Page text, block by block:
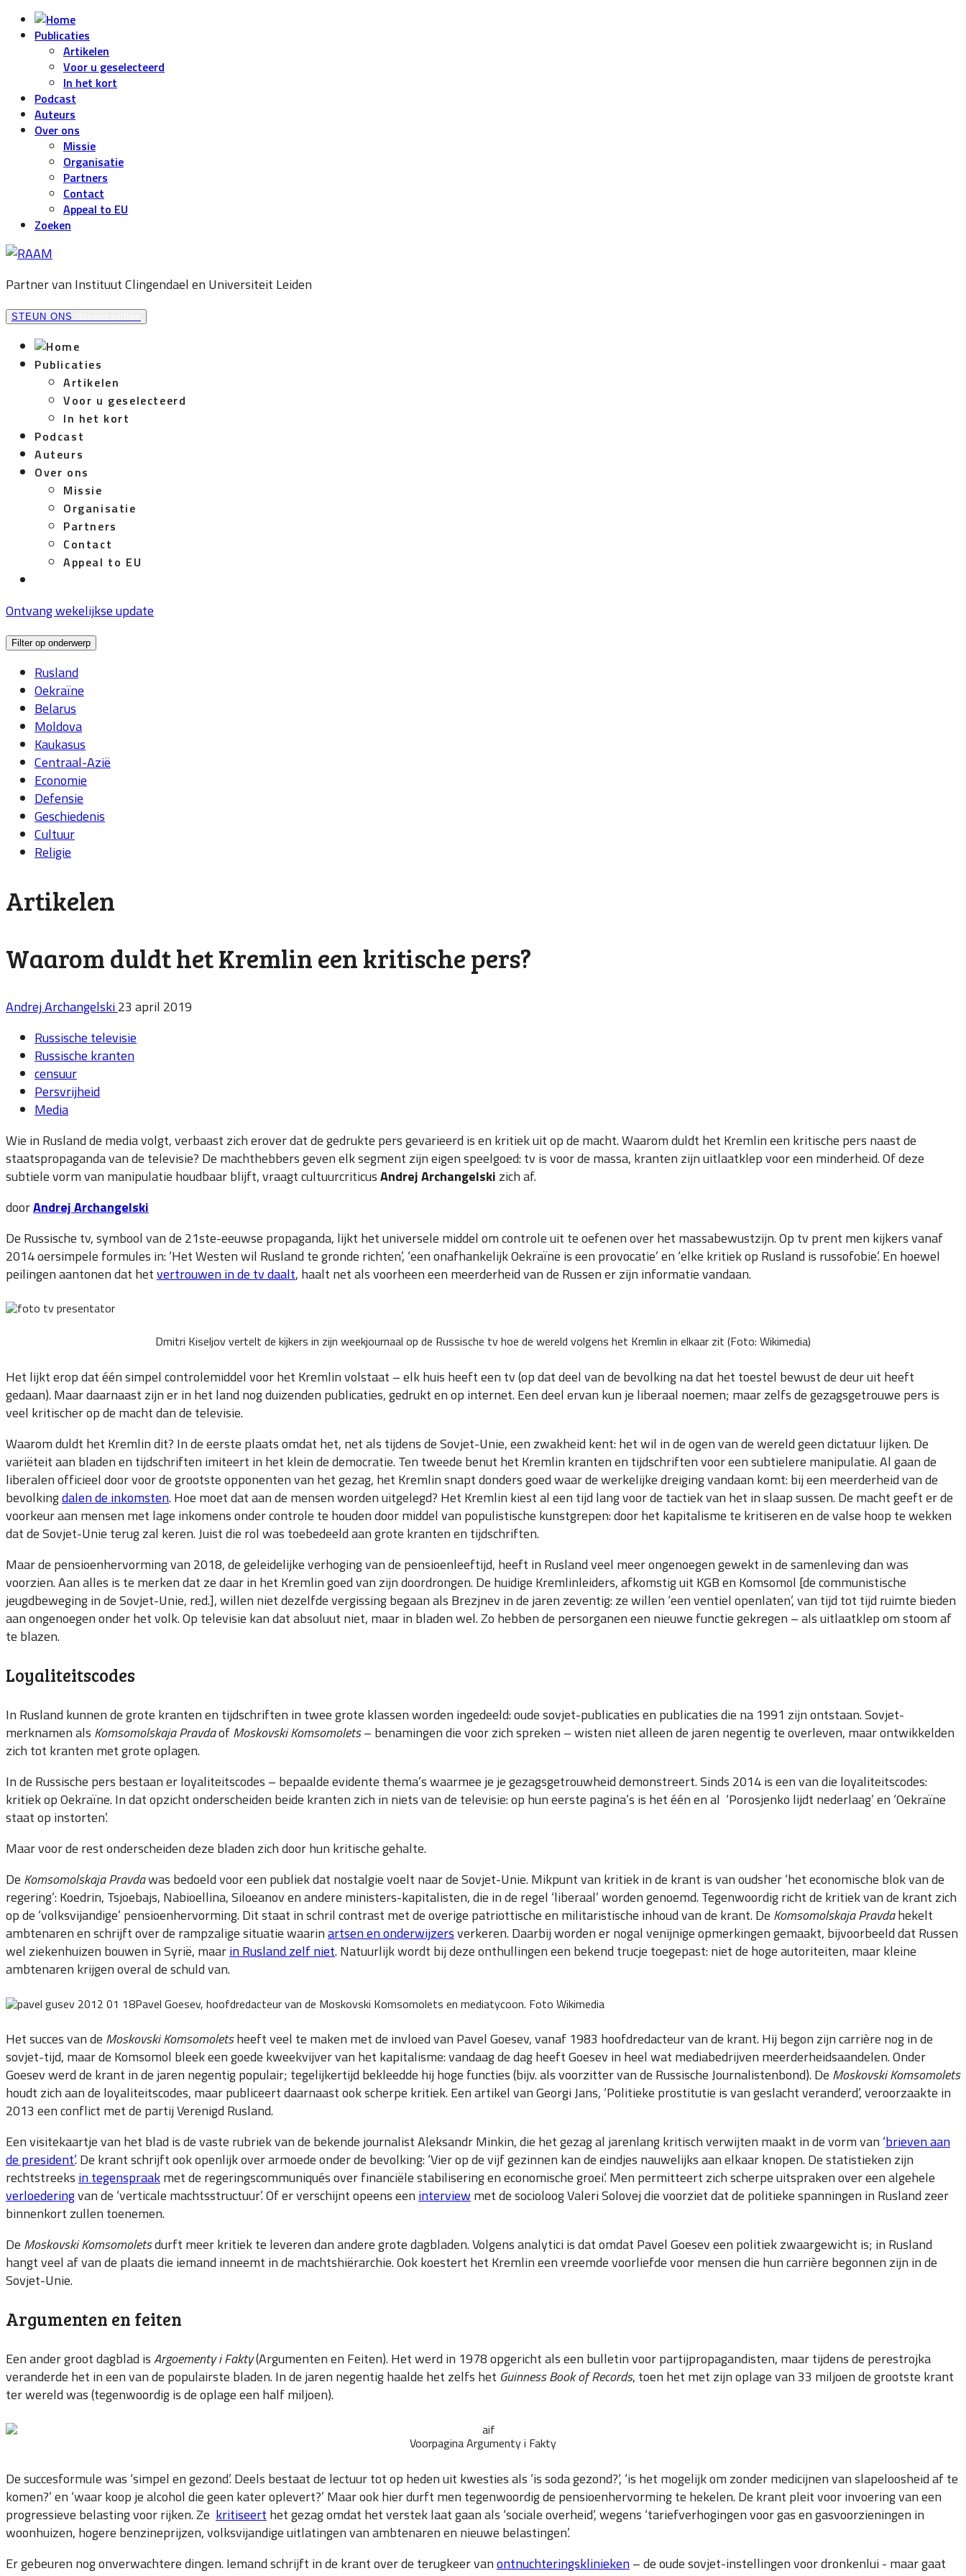
Publicaties
Artikelen
Voor u geselecteerd
In het kort
Podcast
Auteurs
Over ons
Missie
Organisatie
Partners
Contact
Appeal to EU
Zoeken
Partner van Instituut Clingendael en Universiteit Leiden
STEUN ONS
Publicaties
Artikelen
Voor u geselecteerd
In het kort
Podcast
Auteurs
Over ons
Missie
Organisatie
Partners
Contact
Appeal to EU
Ontvang wekelijkse update
Filter op onderwerp
Rusland
Oekraïne
Belarus
Moldova
Kaukasus
Centraal-Azië
Economie
Defensie
Geschiedenis
Cultuur
Religie
Artikelen
Waarom duldt het Kremlin een kritische pers?
Andrej Archangelski23 april 2019
Russische televisie
Russische kranten
censuur
Persvrijheid
Media
Wie in Rusland de media volgt, verbaast zich erover dat de gedrukte pers gevarieerd is en kritiek uit op de macht. Waarom duldt het Kremlin een kritische pers naast de
staatspropaganda van de televisie? De machthebbers geven elk segment zijn eigen speelgoed: tv is voor de massa, kranten zijn uitlaatklep voor een minderheid. Of deze
subtiele vorm van manipulatie houdbaar blijft, vraagt cultuurcriticusAndrej Archangelski zich af.
doorAndrej Archangelski
De Russische tv, symbool van de 21ste-eeuwse propaganda, lijkt het universele middel om controle uit te oefenen over het massabewustzijn. Op tv prent men kijkers vanaf
2014 oersimpele formules in: ‘Het Westen wil Rusland te gronde richten’, ‘een onafhankelijk Oekraïne is een provocatie’ en ‘elke kritiek op Rusland is russofobie’. En hoewel
peilingen aantonen dat hetvertrouwen in de tv daalt, haalt net als voorheen een meerderheid van de Russen er zijn informatie vandaan.
Dmitri Kiseljov vertelt de kijkers in zijn weekjournaal op de Russische tv hoe de wereld volgens het Kremlin in elkaar zit (Foto: Wikimedia)
Het lijkt erop dat één simpel controlemiddel voor het Kremlin volstaat – elk huis heeft een tv (op dat deel van de bevolking na dat het toestel bewust de deur uit heeft
gedaan). Maar daarnaast zijn er in het land nog duizenden publicaties, gedrukt en op internet. Een deel ervan kun je liberaal noemen; maar zelfs de gezagsgetrouwe pers is
veel kritischer op de macht dan de televisie.
Waarom duldt het Kremlin dit? In de eerste plaats omdat het, net als tijdens de Sovjet-Unie, een zwakheid kent: het wil in de ogen van de wereld geen dictatuur lijken. De
variëteit aan bladen en tijdschriften imiteert in het klein de democratie. Ten tweede benut het Kremlin kranten en tijdschriften voor een subtielere manipulatie. Al gaan de
liberalen officieel door voor de grootste opponenten van het gezag, het Kremlin snapt donders goed waar de werkelijke dreiging vandaan komt: bij een meerderheid van de
bevolkingdalen de inkomsten. Hoe moet dat aan de mensen worden uitgelegd? Het Kremlin kiest al een tijd lang voor de tactiek van het in slaap sussen. De macht geeft er de
voorkeur aan mensen met lage inkomens onder controle te houden door middel van populistische kunstgrepen: door het kapitalisme te kritiseren en de valse hoop te wekken
dat de Sovjet-Unie terug zal keren. Juist die rol was toebedeeld aan grote kranten en tijdschriften.
Maar de pensioenhervorming van 2018, de geleidelijke verhoging van de pensioenleeftijd, heeft in Rusland veel meer ongenoegen gewekt in de samenleving dan was
voorzien. Aan alles is te merken dat ze daar in het Kremlin goed van zijn doordrongen. De huidige Kremlinleiders, afkomstig uit KGB en Komsomol [de communistische
jeugdbeweging in de Sovjet-Unie, red.], willen niet dezelfde vergissing begaan als Brezjnev in de jaren zeventig: ze willen ‘een ventiel openlaten’, van tijd tot tijd ruimte bieden
aan ongenoegen onder het volk. Op televisie kan dat absoluut niet, maar in bladen wel. Zo hebben de persorganen een nieuwe functie gekregen – als uitlaatklep om stoom af
te blazen.
Loyaliteitscodes
In Rusland kunnen de grote kranten en tijdschriften in twee grote klassen worden ingedeeld: oude sovjet-publicaties en publicaties die na 1991 zijn ontstaan. Sovjet-
merknamen als Komsomolskaja PravdaofMoskovski Komsomolets– benamingen die voor zich spreken – wisten niet alleen de jaren negentig te overleven, maar ontwikkelden
zich tot kranten met grote oplagen.
In de Russische pers bestaan er loyaliteitscodes – bepaalde evidente thema’s waarmee je je gezagsgetrouwheid demonstreert. Sinds 2014 is een van die loyaliteitscodes:
kritiek op Oekraïne. In dat opzicht onderscheiden beide kranten zich in niets van de televisie: op hun eerste pagina’s is het één en al ‘Porosjenko lijdt nederlaag’ en ‘Oekraïne
staat op instorten’.
Maar voor de rest onderscheiden deze bladen zich door hun kritische gehalte.
De Komsomolskaja Pravdawas bedoeld voor een publiek dat nostalgie voelt naar de Sovjet-Unie. Mikpunt van kritiek in de krant is van oudsher ‘het economische blok van de
regering’: Koedrin, Tsjoebajs, Nabioellina, Siloeanov en andere ministers-kapitalisten, die in de regel ‘liberaal’ worden genoemd. Tegenwoordig richt de kritiek van de krant zich
op de ‘volksvijandige’ pensioenhervorming. Dit staat in schril contrast met de overige patriottische en militaristische inhoud van de krant. De Komsomolskaja Pravdahekelt
ambtenaren en schrijft over de rampzalige situatie waarinartsen en onderwijzersverkeren. Daarbij worden er nogal venijnige opmerkingen gemaakt, bijvoorbeeld dat Russen
wel ziekenhuizen bouwen in Syrië, maarin Rusland zelf niet. Natuurlijk wordt bij deze onthullingen een bekend trucje toegepast: niet de hoge autoriteiten, maar kleine
ambtenaren krijgen overal de schuld van.
Pavel Goesev, hoofdredacteur van de Moskovski Komsomolets en mediatycoon. Foto Wikimedia
Het succes van de Moskovski Komsomoletsheeft veel te maken met de invloed van Pavel Goesev, vanaf 1983 hoofdredacteur van de krant. Hij begon zijn carrière nog in de
sovjet-tijd, maar de Komsomol bleek een goede kweekvijver van het kapitalisme: vandaag de dag heeft Goesev in heel wat mediabedrijven meerderheidsaandelen. Onder
Goesev werd de krant in de jaren negentig populair; tegelijkertijd bekleedde hij hoge functies (bijv. als voorzitter van de Russische Journalistenbond). De Moskovski Komsomolets
houdt zich aan de loyaliteitscodes, maar publiceert daarnaast ook scherpe kritiek. Een artikel van Georgi Jans, ‘Politieke prostitutie is van geslacht veranderd’, veroorzaakte in
2013 een conflict met de partij Verenigd Rusland.
Een visitekaartje van het blad is de vaste rubriek van de bekende journalist Aleksandr Minkin, die het gezag al jarenlang kritisch verwijten maakt in de vorm van ‘brieven aan
de president’. De krant schrijft ook openlijk over armoede onder de bevolking: ‘Vier op de vijf gezinnen kan de eindjes nauwelijks aan elkaar knopen. De statistieken zijn
rechtstreeks in tegenspraakmet de regeringscommuniqués over financiële stabilisering en economische groei’. Men permitteert zich scherpe uitspraken over een algehele
verloederingvan de ‘verticale machtsstructuur’. Of er verschijnt opeens een interview met de socioloog Valeri Solovej die voorziet dat de politieke spanningen in Rusland zeer
binnenkort zullen toenemen.
De Moskovski Komsomoletsdurft meer kritiek te leveren dan andere grote dagbladen. Volgens analytici is dat omdat Pavel Goesev een politiek zwaargewicht is; in Rusland
hangt veel af van de plaats die iemand inneemt in de machtshiërarchie. Ook koestert het Kremlin een vreemde voorliefde voor mensen die hun carrière begonnen zijn in de
Sovjet-Unie.
Argumenten en feiten
Een ander groot dagblad isArgoementy i Fakty(Argumenten en Feiten). Het werd in 1978 opgericht als een bulletin voor partijpropagandisten, maar tijdens de perestrojka
veranderde het in een van de populairste bladen. In de jaren negentig haalde het zelfs het Guinness Book of Records, toen het met zijn oplage van 33 miljoen de grootste krant
ter wereld was (tegenwoordig is de oplage een half miljoen).
Voorpagina Argumenty i Fakty
De succesformule was ‘simpel en gezond’. Deels bestaat de lectuur tot op heden uit kwesties als ‘is soda gezond?’, ‘is het mogelijk om zonder medicijnen van slapeloosheid af te
komen?’ en ‘waar koop je alcohol die geen kater oplevert?’ Maar ook hier durft men tegenwoordig de pensioenhervorming te hekelen. De krant pleit voor invoering van een
progressieve belasting voor rijken. Ze kritiseert het gezag omdat het verstek laat gaan als ‘sociale overheid’, wegens ‘tariefverhogingen voor gas en gasvoorzieningen in
woonhuizen, hogere benzineprijzen, volksvijandige uitlatingen van ambtenaren en nieuwe belastingen’.
Er gebeuren nog onverwachtere dingen. Iemand schrijft in de krant over de terugkeer vanontnuchteringsklinieken– de oude sovjet-instellingen voor dronkenlui - maar gaat